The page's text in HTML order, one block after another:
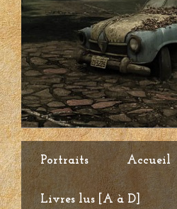
Portraits Accueil
Livres lus [A à D]